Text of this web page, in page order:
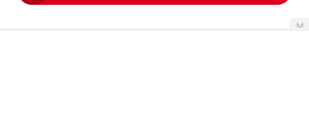
Ad